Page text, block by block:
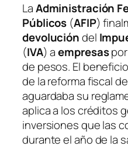
LaAdministración
Públicos (AFIP)
devolucióndel
(IVA)aempresaspor
de pesos. El
de la reforma fiscal
aguardaba su
aplica a los créditos
inversiones que las
durante el año de la